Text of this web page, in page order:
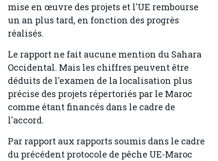
mise en œuvre des projets et l'UE rembourse
un an plus tard, en fonction des progrès
réalisés.
Le rapport ne fait aucune mention du Sahara
Occidental. Mais les chiffres peuvent être
déduits de l'examen de la localisation plus
précise des projets répertoriés par le Maroc
comme étant financés dans le cadre de
l'accord.
Par rapport aux rapports soumis dans le cadre
du précédent protocole de pêche UE-Maroc